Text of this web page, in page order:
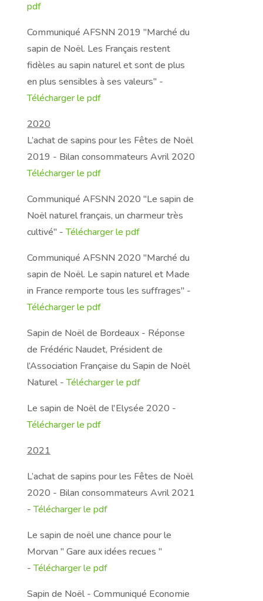
pdf
Communiqué AFSNN 2019 "Marché du
sapin de Noël. Les Français restent
fidèles au sapin naturel et sont de plus
en plus sensibles à ses valeurs" -
Télécharger le pdf
2020
L’achat de sapins pour les Fêtes de Noël
2019 - Bilan consommateurs Avril 2020
Télécharger le pdf
Communiqué AFSNN 2020 "Le sapin de
Noël naturel français, un charmeur très
cultivé" -Télécharger le pdf
Communiqué AFSNN 2020 "Marché du
sapin de Noël. Le sapin naturel et Made
in France remporte tous les suffrages" -
Télécharger le pdf
Sapin de Noël de Bordeaux - Réponse
de Frédéric Naudet, Président de
l’Association Française du Sapin de Noël
Naturel -Télécharger le pdf
Le sapin de Noël de l'Elysée 2020 -
Télécharger le pdf
2021
L’achat de sapins pour les Fêtes de Noël
2020 - Bilan consommateurs Avril 2021
-Télécharger le pdf
Le sapin de noël une chance pour le
Morvan " Gare aux idées recues "
-Télécharger le pdf
Sapin de Noël - Communiqué Economie